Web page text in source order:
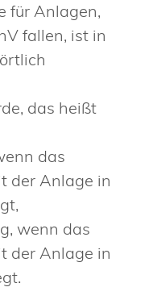
für Anlagen,
fallen, ist in
das heißt
das
der Anlage in
wenn das
der Anlage in